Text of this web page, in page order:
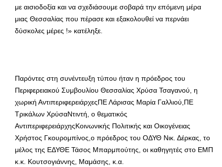
με αισιοδοξία και να σχεδιάσουμε σοβαρά την επόμενη μέρα
μιας Θεσσαλίας που πέρασε και εξακολουθεί να περνάει
δύσκολες μέρες !» κατέληξε.
Παρόντες στη συνέντευξη τύπου ήταν η πρόεδρος του
Περιφερειακού Συμβουλίου Θεσσαλίας Χρύσα Τσαγανού, η
χωρική ΑντιπεριφερειάρχεςΠΕ Λάρισας Μαρία Γαλλιού,ΠΕ
Τρικάλων ΧρύσαΝτιντή, ο θεματικός
ΑντιπεριφερειάρχηςΚοινωνικής Πολιτικής και Οικογένειας
Χρήστος Γκουρομπίνος,ο πρόεδρος του ΟΔΥΘ Νικ. Δέρκας, το
μέλος της ΕΔΥΘΕ Τάσος Μπαρμπούτης, οι καθηγητές στο ΕΜΠ
κ.κ. Κουτσογιάννης, Μαμάσης, κ.α.